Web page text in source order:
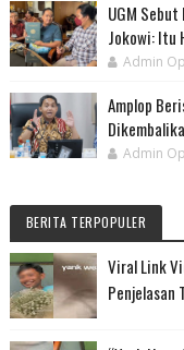
UGM
Jokowi: Itu
Admin
Amplop
Admin
BERITA TERPOPULER
Viral Link
Penjelasan